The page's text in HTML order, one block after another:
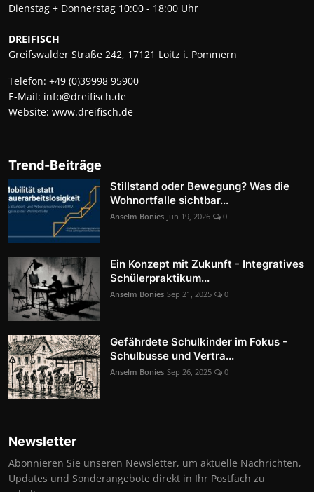
Dienstag + Donnerstag 10:00 - 18:00 Uhr
DREIFISCH
Greifswalder Straße 242, 17121 Loitz i. Pommern
Telefon: +49 (0)39998 95900
E-Mail: info@dreifisch.de
Website: www.dreifisch.de
Trend-Beiträge
Stillstand oder Bewegung? Was die
Wohnortfalle sichtbar...
Anselm Bonies Jun 19, 2026 0
Ein Konzept mit Zukunft - Integratives
Schülerpraktikum...
Anselm Bonies Sep 21, 2025 0
Gefährdete Schulkinder im Fokus -
Schulbusse und Vertra...
Anselm Bonies Sep 26, 2025 0
Newsletter
Abonnieren Sie unseren Newsletter, um aktuelle Nachrichten,
Updates und Sonderangebote direkt in Ihr Postfach zu